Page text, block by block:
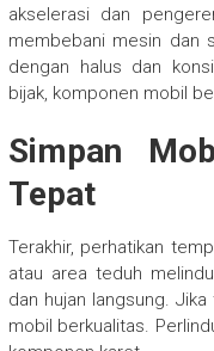
akselerasi dan
membebani mesin dan
dengan halus dan
bijak, komponen mobil
Simpan
Tepat
Terakhir, perhatikan
atau area teduh
dan hujan langsung.
mobil berkualitas.